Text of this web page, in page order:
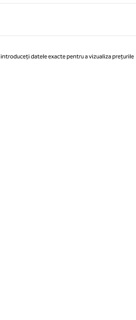
datele exacte pentru a vizualiza prețurile